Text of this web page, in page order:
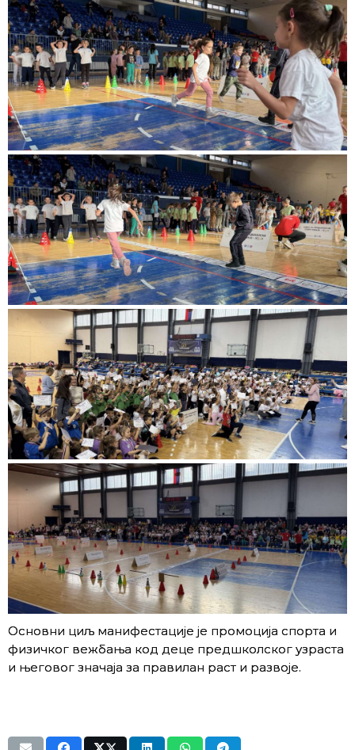
Основни циљ манифестације је промоција спорта и
физичког вежбања код деце предшколског узраста
и његовог значаја за правилан раст и развоје.